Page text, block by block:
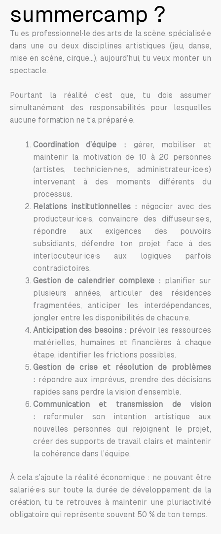
summercamp ?
Tu es professionnel·le des arts de la scène, spécialisé·e
dans une ou deux disciplines artistiques (jeu, danse,
mise en scène, cirque…), aujourd’hui, tu veux monter un
spectacle.
Pourtant la réalité c’est que, tu dois assumer
simultanément des responsabilités pour lesquelles
aucune formation ne t’a préparé·e.
Coordination d’équipe : gérer, mobiliser et
maintenir la motivation de 10 à 20 personnes
(artistes, technicien·ne·s, administrateur·ice·s)
intervenant à des moments différents du
processus.
Relations institutionnelles : négocier avec des
producteur·ice·s, convaincre des diffuseur·se·s,
répondre aux exigences des pouvoirs
subsidiants, défendre ton projet face à des
interlocuteur·ice·s aux logiques parfois
contradictoires.
Gestion de calendrier complexe : planifier sur
plusieurs années, articuler des résidences
fragmentées, anticiper les interdépendances,
jongler entre les disponibilités de chacun·e.
Anticipation des besoins : prévoir les ressources
matérielles, humaines et financières à chaque
étape, identifier les frictions possibles.
Gestion de crise et résolution de problèmes
: répondre aux imprévus, prendre des décisions
rapides sans perdre la vision d’ensemble.
Communication et transmission de vision
: reformuler son intention artistique aux
nouvelles personnes qui rejoignent le projet,
créer des supports de travail clairs et maintenir
la cohérence dans l’équipe.
À cela s’ajoute la réalité économique : ne pouvant être
salarié·e·s sur toute la durée de développement de la
création, tu te retrouves à maintenir une pluriactivité
obligatoire qui représente souvent 50 % de ton temps.